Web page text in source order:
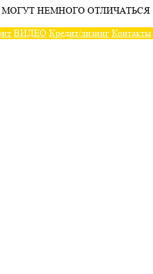
НЕМНОГО ОТЛИЧАТЬСЯ
ВИДЕО Кредит/лизинг Контакты